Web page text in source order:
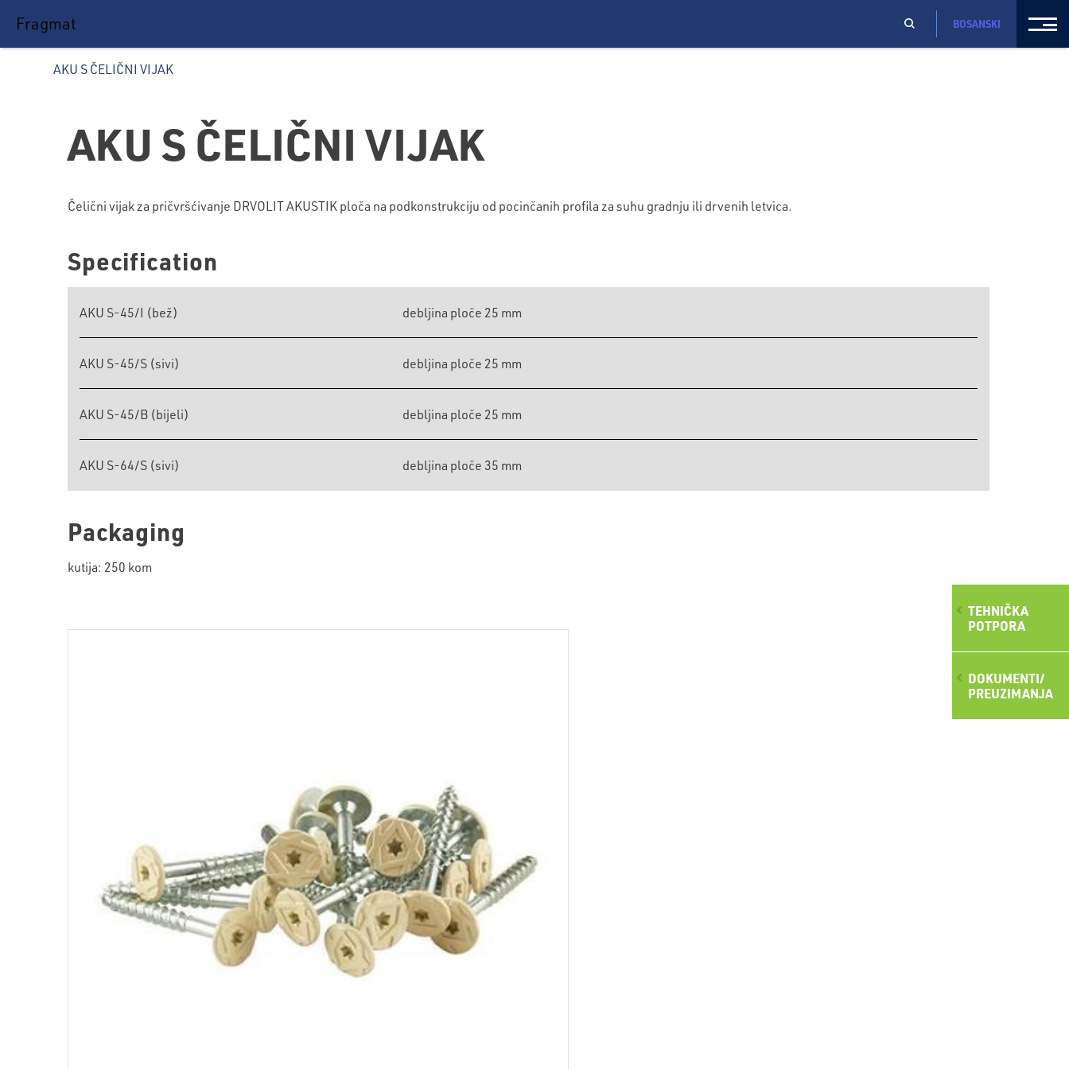
TEHNIČKA
POTPORA
DOKUMENTI/
PREUZIMANJA
Fragmat BOSANSKI
AKU S ČELIČNI VIJAK
AKU S ČELIČNI VIJAK
Čelični vijak za pričvršćivanje DRVOLIT AKUSTIK ploča na podkonstrukciju od pocinčanih profila za suhu gradnju ili drvenih letvica.
Specification
AKU S-45/I (bež) debljina ploče 25 mm
AKU S-45/S (sivi) debljina ploče 25 mm
AKU S-45/B (bijeli) debljina ploče 25 mm
AKU S-64/S (sivi) debljina ploče 35 mm
Packaging
kutija: 250 kom